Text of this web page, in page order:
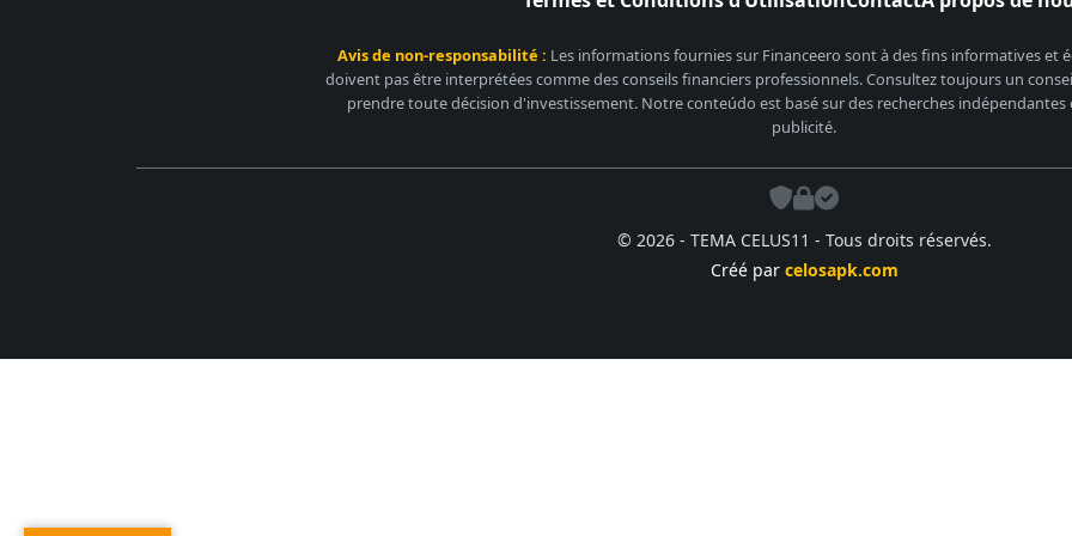
Avis de non-responsabilité : Les informations fournies sur Financeero sont à des fins informatives et
doivent pas être interprétées comme des conseils financiers professionnels. Consultez toujours un
prendre toute décision d'investissement. Notre conteúdo est basé sur des recherches indépendantes
publicité.
© 2026 - TEMA CELUS11 - Tous droits réservés.
Créé par celosapk.com